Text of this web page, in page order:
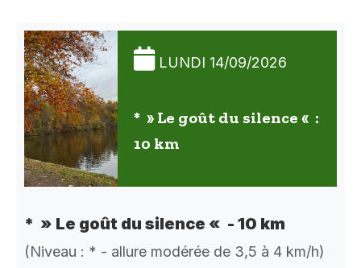
LUNDI 14/09/2026
* » Le goût du silence « :
10 km
* » Le goût du silence « - 10 km
(Niveau : * - allure modérée de 3,5 à 4 km/h)